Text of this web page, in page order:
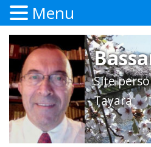
Site
Tayara
Menu